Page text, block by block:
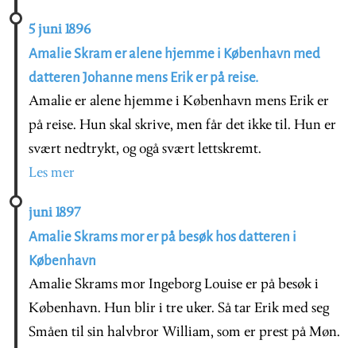
5 juni 1896
Amalie Skram er alene hjemme i København med
datteren Johanne mens Erik er på reise.
Amalie er alene hjemme i København mens Erik er
på reise. Hun skal skrive, men får det ikke til. Hun er
svært nedtrykt, og ogå svært lettskremt.
Les mer
juni 1897
Amalie Skrams mor er på besøk hos datteren i
København
Amalie Skrams mor Ingeborg Louise er på besøk i
København. Hun blir i tre uker. Så tar Erik med seg
Småen til sin halvbror William, som er prest på Møn.